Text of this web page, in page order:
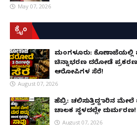
May 07, 2026
ಕ್ರೈಂ
ಮಂಗಳೂರು: ಕೊಣಾಜೆಯಲ್ಲಿ
ಚಿನ್ನಾಭರಣ ದರೋಡೆ
ಆರೋಪಿಗಳ ಸೆರೆ!
August 07, 2026
ಹೆಬ್ರಿ: ಚಲಿಸುತ್ತಿದ್ದ ಕಾರಿನ
ಚಾಲಕ ಸ್ಥಳದಲ್ಲೇ ದುರ್ಮರಣ!
August 07, 2026